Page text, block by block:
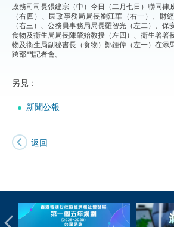
政務司司長張建宗（中）今日（二月七日）聯同律
（右四）、民政事務局局長劉江華（右一）、財
（右三）、公務員事務局局長羅智光（左二）、保
食物及衞生局局長陳肇始教授（左四）、衞生署署
物及衞生局副秘書長（食物）鄭鍾偉（左一）在添
跨部門記者會。
另見：
新聞公報
返回